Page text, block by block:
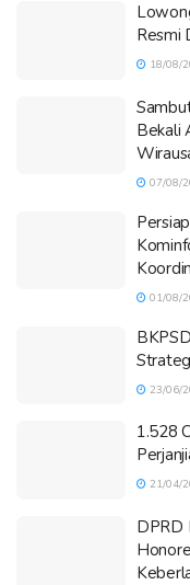
Resmi
18/08/
Bekali
07/08/
01/08/
23/06/
1.528
21/04/
DPRD